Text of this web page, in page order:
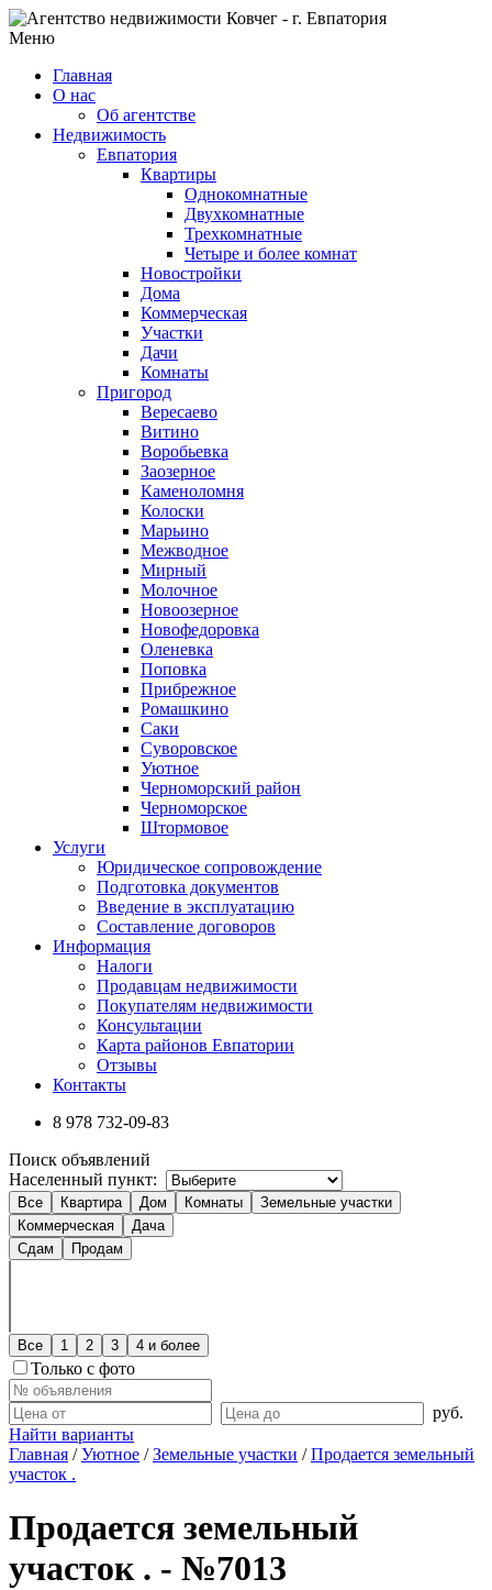
Меню
Главная
О нас
Об агентстве
Недвижимость
Евпатория
Квартиры
Однокомнатные
Двухкомнатные
Трехкомнатные
Четыре и более комнат
Новостройки
Дома
Коммерческая
Участки
Дачи
Комнаты
Пригород
Вересаево
Витино
Воробьевка
Заозерное
Каменоломня
Колоски
Марьино
Межводное
Мирный
Молочное
Новоозерное
Новофедоровка
Оленевка
Поповка
Прибрежное
Ромашкино
Саки
Суворовское
Уютное
Черноморский район
Черноморское
Штормовое
Услуги
Юридическое сопровождение
Подготовка документов
Введение в эксплуатацию
Составление договоров
Информация
Налоги
Продавцам недвижимости
Покупателям недвижимости
Консультации
Карта районов Евпатории
Отзывы
Контакты
8 978 732-09-83
Поиск объявлений
Населенный пункт:
Все Квартира Дом Комнаты
Земельные участки
Коммерческая
Дача
Сдам
Продам
Все 1 2 3 4 и более
Только с фото
руб.
Найти варианты
Главная /Уютное /Земельные участки /Продается земельный
участок .
Продается земельный
участок . - №7013